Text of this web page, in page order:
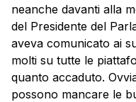
neanche davanti alla
del Presidente del
aveva comunicato ai
molti su tutte le
quanto accaduto.
possono mancare le